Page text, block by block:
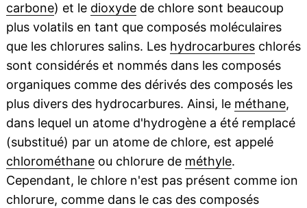
carbone) et le dioxydede chlore sont beaucoup
plus volatils en tant que composés moléculaires
que les chlorures salins. Les hydrocarbureschlorés
sont considérés et nommés dans les composés
organiques comme des dérivés des composés les
plus divers des hydrocarbures. Ainsi, le méthane,
dans lequel un atome d'hydrogène a été remplacé
(substitué) par un atome de chlore, est appelé
chlorométhaneou chlorure de méthyle.
Cependant, le chlore n'est pas présent comme ion
chlorure, comme dans le cas des composés